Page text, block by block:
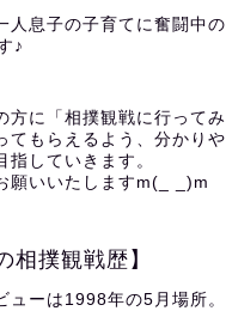
人息子の子育てに奮闘中の
♪
方に「相撲観戦に行ってみ
てもらえるよう、分かりや
指していきます。
願いいたしますm(_ _)m
相撲観戦歴】
ューは1998年の5月場所。